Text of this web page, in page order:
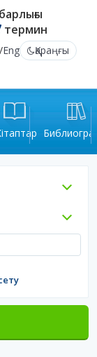
термин
/Eng
Қараңғы